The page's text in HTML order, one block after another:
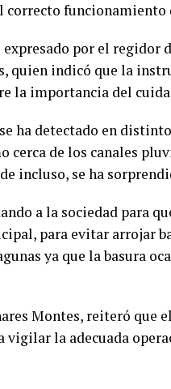
funcionamiento
por el regidor
quien indicó que la
la importancia del
ha detectado en
cerca de los canales
incluso, se ha
a la sociedad para
para evitar arrojar
ya que la basura
Montes, reiteró que
vigilar la adecuada